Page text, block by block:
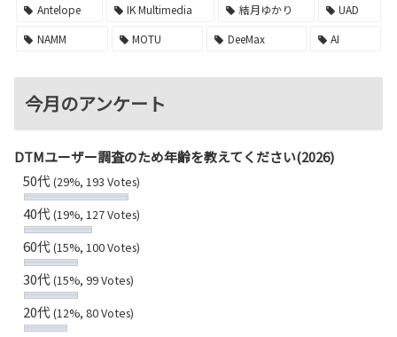
Antelope
IK Multimedia 結月ゆかり
UAD
NAMM
MOTU DeeMax AI
今月のアンケート
DTMユーザー調査のため年齢を教えてください(2026)
50代(29%, 193 Votes)
40代(19%, 127 Votes)
60代(15%, 100 Votes)
30代(15%, 99 Votes)
20代(12%, 80 Votes)